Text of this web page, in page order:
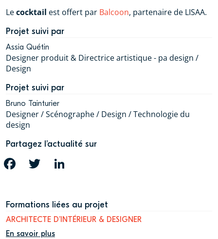
Lecocktail est offert par Balcoon, partenaire de LISAA.
Projet suivi par
Assia Quétin
Designer produit & Directrice artistique - pa design /
Design
Projet suivi par
Bruno Tainturier
Designer / Scénographe / Design / Technologie du
design
Partagez l’actualité sur
FACEBOOK TWITTER
Formations liées au projet
ARCHITECTE D’INTÉRIEUR & DESIGNER
En savoir plus